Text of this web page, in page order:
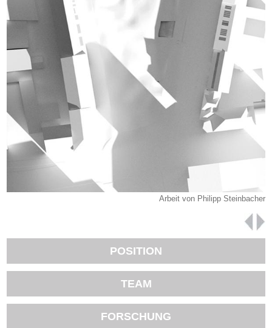
Arbeit von Philipp Steinbacher
prev
prev
POSITION
TEAM
FORSCHUNG